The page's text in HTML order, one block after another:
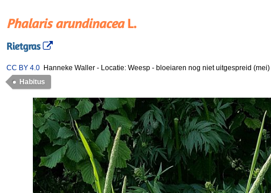
Phalaris arundinaceaL.
Rietgras
CC BY 4.0 Hanneke Waller - Locatie: Weesp - bloeiaren nog niet uitgespreid (mei)
Habitus